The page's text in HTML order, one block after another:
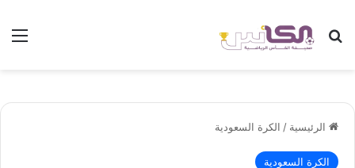
بحث عن
الرئيسية / الكرة السعودية
الكرة السعودية